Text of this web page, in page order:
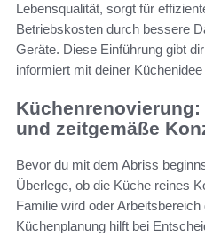
Lebensqualität, sorgt für
Betriebskosten durch bessere
Geräte. Diese Einführung gibt
informiert mit deiner
und zeitgemäße
Bevor du mit dem Abriss
Überlege, ob die Küche reines
Familie wird oder
Küchenplanung hilft bei